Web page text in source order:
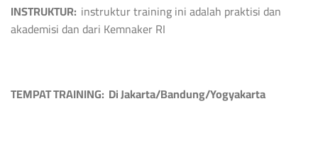
INSTRUKTUR: instruktur training ini adalah praktisi dan
akademisi dan dari Kemnaker RI
TEMPAT TRAINING: Di Jakarta/Bandung/Yogyakarta